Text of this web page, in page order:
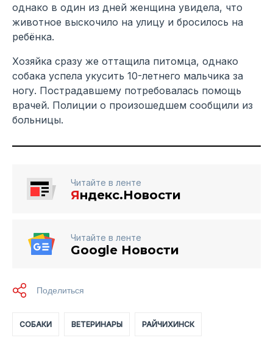
однако в один из дней женщина увидела, что
животное выскочило на улицу и бросилось на
ребёнка.
Хозяйка сразу же оттащила питомца, однако
собака успела укусить 10-летнего мальчика за
ногу. Пострадавшему потребовалась помощь
врачей. Полиции о произошедшем сообщили из
больницы.
Читайте в ленте
Яндекс.Новости
Читайте в ленте
Google Новости
СОБАКИ ВЕТЕРИНАРЫ РАЙЧИХИНСК